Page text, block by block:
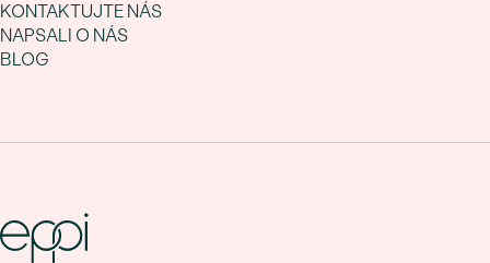
KONTAKTUJTE NÁS
NAPSALI O NÁS
BLOG